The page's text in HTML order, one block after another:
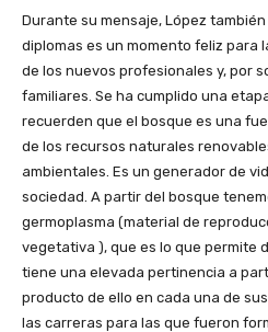
Durante su mensaje, López
diplomas es un momento feliz para
de los nuevos profesionales y, por
familiares. Se ha cumplido una
recuerden que el bosque es una
de los recursos naturales
ambientales. Es un generador de
sociedad. A partir del bosque
germoplasma (material de
vegetativa ), que es lo que permite
tiene una elevada pertinencia a
producto de ello en cada una de
las carreras para las que fueron